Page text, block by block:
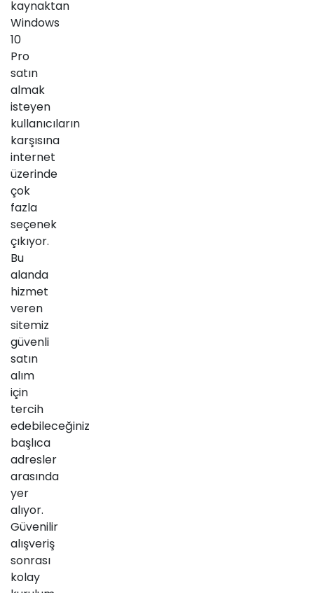
kaynaktan
Windows
10
Pro
satın
almak
isteyen
kullanıcıların
karşısına
internet
üzerinde
çok
fazla
seçenek
çıkıyor.
Bu
alanda
hizmet
veren
sitemiz
güvenli
satın
alım
için
tercih
edebileceğiniz
başlıca
adresler
arasında
yer
alıyor.
Güvenilir
alışveriş
sonrası
kolay